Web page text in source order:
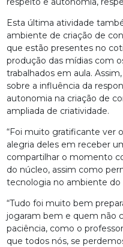
Esta última atividade
ambiente de criação de
que estão presentes no
produção das mídias com
trabalhados em aula.
sobre a influência da
autonomia na criação de
ampliada de criatividade.
“Foi muito gratificante ver
alegria deles em receber
compartilhar o momento
do núcleo, assim como
tecnologia no ambiente do
“Tudo foi muito bem
jogaram bem e quem não
paciência, como o
que todos nós, se